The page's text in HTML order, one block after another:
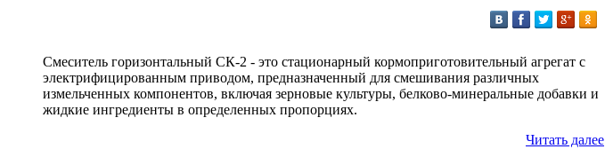
Смеситель горизонтальный СК-2 - это стационарный кормоприготовительный агрегат с
электрифицированным приводом, предназначенный для смешивания различных
измельченных компонентов, включая зерновые культуры, белково-минеральные добавки и
жидкие ингредиенты в определенных пропорциях.
Читать далее